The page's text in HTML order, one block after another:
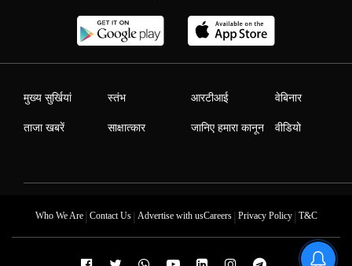
मुख्य सुर्खियां
ताजा खबरें
स्तंभ
साक्षात्कार
आरटीआई
जानिए हमारा कानून
वेबिनार
वीडियो
Who We Are| Contact Us| Advertise with usCareers| Privacy Policy| T&C